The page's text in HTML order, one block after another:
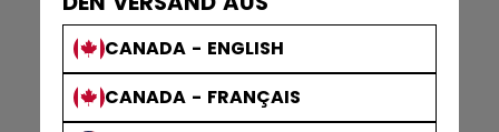
CANADA - ENGLISH
CANADA - FRANÇAIS